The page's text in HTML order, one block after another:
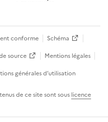
conforme
Schéma
source
Mentions légales
générales d’utilisation
de ce site sont sous licence